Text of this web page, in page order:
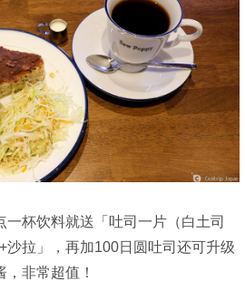
杯饮料就送「吐司一片（白土司
沙拉」，再加100日圆吐司还可升级
非常超值！